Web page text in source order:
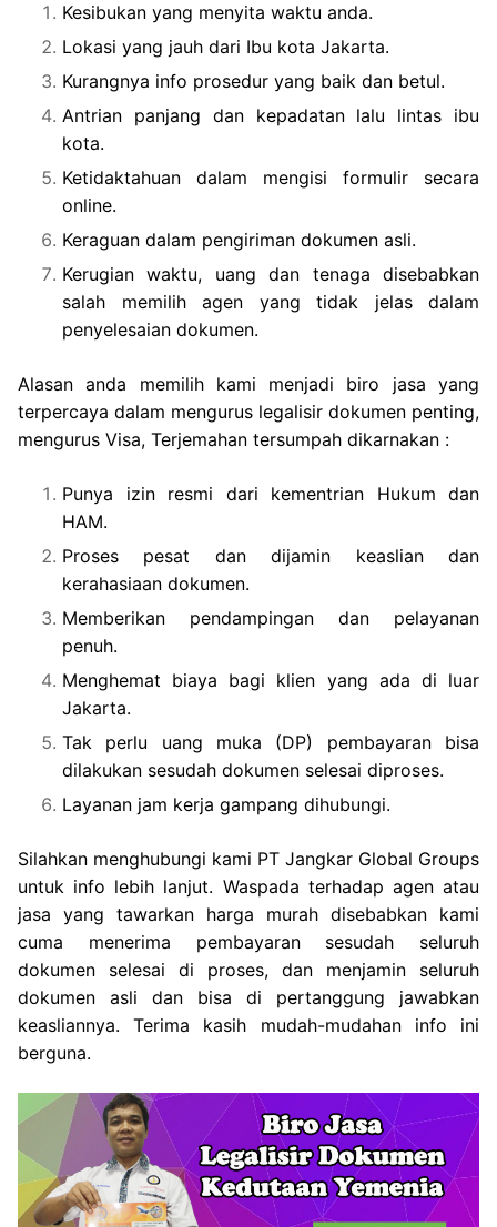
Kesibukan yang menyita waktu anda.
Lokasi yang jauh dari Ibu kota Jakarta.
Kurangnya info prosedur yang baik dan betul.
Antrian panjang dan kepadatan lalu lintas ibu
kota.
Ketidaktahuan dalam mengisi formulir secara
online.
Keraguan dalam pengiriman dokumen asli.
Kerugian waktu, uang dan tenaga disebabkan
salah memilih agen yang tidak jelas dalam
penyelesaian dokumen.
Alasan anda memilih kami menjadi biro jasa yang
terpercaya dalam mengurus legalisir dokumen penting,
mengurus Visa, Terjemahan tersumpah dikarnakan :
Punya izin resmi dari kementrian Hukum dan
HAM.
Proses pesat dan dijamin keaslian dan
kerahasiaan dokumen.
Memberikan pendampingan dan pelayanan
penuh.
Menghemat biaya bagi klien yang ada di luar
Jakarta.
Tak perlu uang muka (DP) pembayaran bisa
dilakukan sesudah dokumen selesai diproses.
Layanan jam kerja gampang dihubungi.
Silahkan menghubungi kami PT Jangkar Global Groups
untuk info lebih lanjut. Waspada terhadap agen atau
jasa yang tawarkan harga murah disebabkan kami
cuma menerima pembayaran sesudah seluruh
dokumen selesai di proses, dan menjamin seluruh
dokumen asli dan bisa di pertanggung jawabkan
keasliannya. Terima kasih mudah-mudahan info ini
berguna.